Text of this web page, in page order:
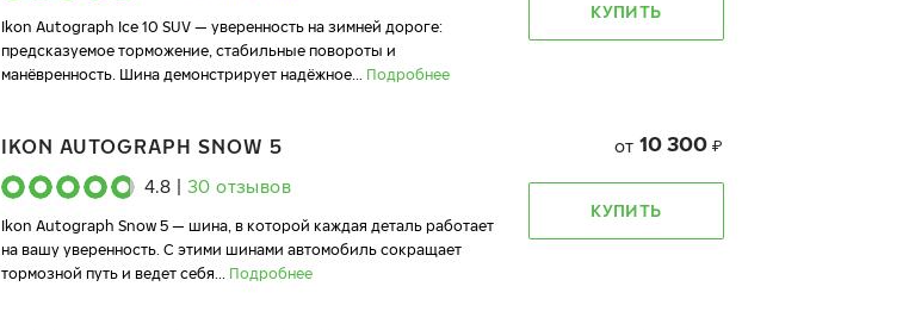
Ikon Autograph Ice 10 SUV — уверенность на зимней дороге:
предсказуемое торможение, стабильные повороты и
манёвренность. Шина демонстрирует надёжное... Подробнее
КУПИТЬ
IKON AUTOGRAPH SNOW 5
4.8 30 отзывов
Ikon Autograph Snow 5 — шина, в которой каждая деталь работает
на вашу уверенность. С этими шинами автомобиль сокращает
тормозной путь и ведет себя... Подробнее
от 10 300 ₽
КУПИТЬ